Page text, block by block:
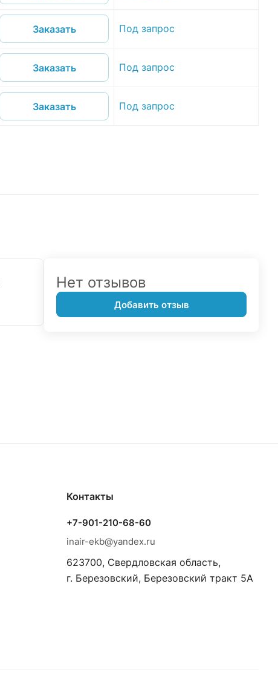
Заказать Под запрос
Заказать Под запрос
Заказать Под запрос
Нет отзывов
Добавить отзыв
Контакты
+7-901-210-68-60
inair-ekb@yandex.ru
623700, Свердловская область,
г. Березовский, Березовский тракт 5А